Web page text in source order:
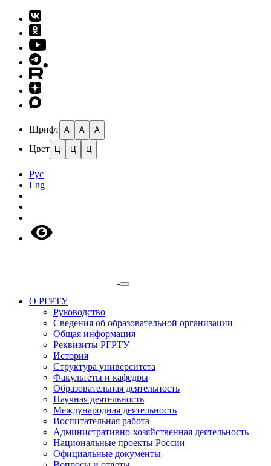
Шрифт A A A
Цвет Ц Ц Ц
Рус
Eng
О РГРТУ
Руководство
Сведения об образовательной организации
Общая информация
Реквизиты РГРТУ
История
Структура университета
Факультеты и кафедры
Образовательная деятельность
Научная деятельность
Международная деятельность
Воспитательная работа
Административно-хозяйственная деятельность
Национальные проекты России
Официальные документы